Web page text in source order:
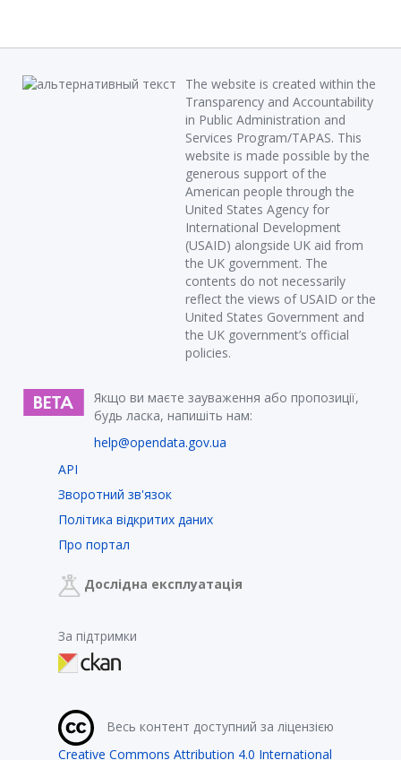
The website is created within the
Transparency and Accountability
in Public Administration and
Services Program/TAPAS. This
website is made possible by the
generous support of the
American people through the
United States Agency for
International Development
(USAID) alongside UK aid from
the UK government. The
contents do not necessarily
reflect the views of USAID or the
United States Government and
the UK government’s official
policies.
Якщо ви маєте зауваження або пропозиції,
будь ласка, напишіть нам:
help@opendata.gov.ua
API
Зворотний зв'язок
Політика відкритих даних
Про портал
Дослідна експлуатація
За підтримки
Весь контент доступний за ліцензією
Creative Commons Attribution 4.0 International